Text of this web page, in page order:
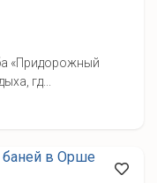
«Придорожный
гд...